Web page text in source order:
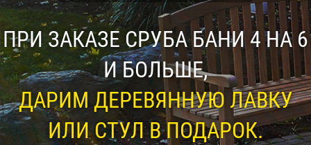
ПРИ ЗАКАЗЕ СРУБА БАНИ 4 НА 6
И БОЛЬШЕ,
ДАРИМ ДЕРЕВЯННУЮ ЛАВКУ
ИЛИ СТУЛ В ПОДАРОК.